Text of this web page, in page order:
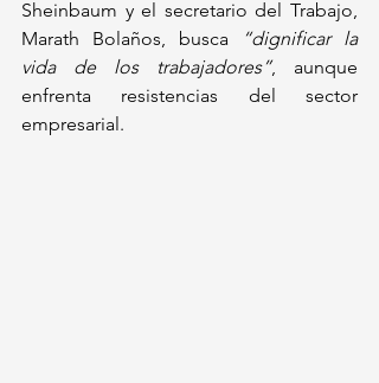
Sheinbaum y el secretario del Trabajo,
Marath Bolaños, busca
“dignificar la
vida de los trabajadores”, aunque
enfrenta resistencias del sector
empresarial.